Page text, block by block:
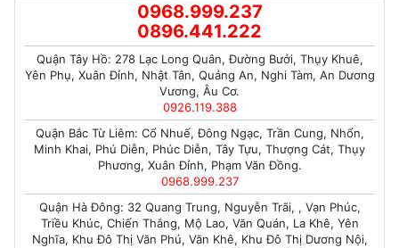
0968.999.237
0896.441.222
Quận Tây Hồ: 278 Lạc Long Quân, Đường Bưởi, Thụy Khuê,
Yên Phụ, Xuân Đỉnh, Nhật Tân, Quảng An, Nghi Tàm, An Dương
Vương, Âu Cơ.
0926.119.388
Quận Bắc Từ Liêm: Cổ Nhuế, Đông Ngạc, Trần Cung, Nhổn,
Minh Khai, Phú Diễn, Phúc Diễn, Tây Tựu, Thượng Cát, Thụy
Phương, Xuân Đỉnh, Phạm Văn Đồng.
0968.999.237
Quận Hà Đông: 32 Quang Trung, Nguyễn Trãi, , Vạn Phúc,
Triều Khúc, Chiến Thắng, Mộ Lao, Văn Quán, La Khê, Yên
Nghĩa, Khu Đô Thị Văn Phú, Văn Khê, Khu Đô Thị Dương Nội,